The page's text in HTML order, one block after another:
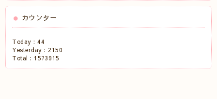
カウンター
Today :44
Yesterday : 2150
Total : 1573915